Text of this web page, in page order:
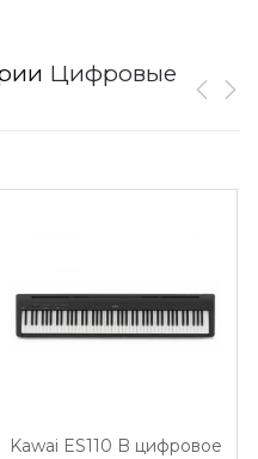
Цифровые
Kawai ES110 B цифровое